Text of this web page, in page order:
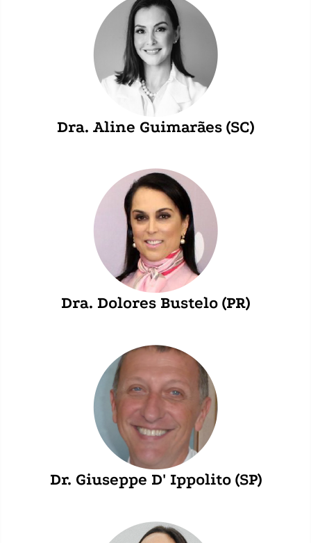
Dra. Aline Guimarães (SC)
Dra. Dolores Bustelo (PR)
Dr. Giuseppe D' Ippolito (SP)